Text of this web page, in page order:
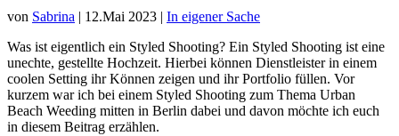
von Sabrina | 12.Mai 2023 | In eigener Sache
Was ist eigentlich ein Styled Shooting? Ein Styled Shooting ist eine
unechte, gestellte Hochzeit. Hierbei können Dienstleister in einem
coolen Setting ihr Können zeigen und ihr Portfolio füllen. Vor
kurzem war ich bei einem Styled Shooting zum Thema Urban
Beach Weeding mitten in Berlin dabei und davon möchte ich euch
in diesem Beitrag erzählen.